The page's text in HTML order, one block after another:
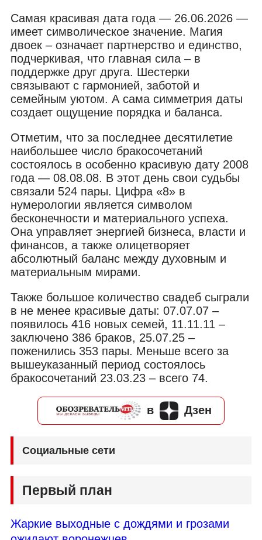
Самая красивая дата года — 26.06.2026 —
имеет символическое значение. Магия
двоек – означает партнерство и единство,
подчеркивая, что главная сила – в
поддержке друг друга. Шестерки
связывают с гармонией, заботой и
семейным уютом. А сама симметрия даты
создает ощущение порядка и баланса.
Отметим, что за последнее десятилетие
наибольшее число бракосочетаний
состоялось в особенно красивую дату 2008
года — 08.08.08. В этот день свои судьбы
связали 524 пары. Цифра «8» в
нумерологии является символом
бесконечности и материального успеха.
Она управляет энергией бизнеса, власти и
финансов, а также олицетворяет
абсолютный баланс между духовным и
материальным мирами.
Также большое количество свадеб сыграли
в не менее красивые даты: 07.07.07 –
появилось 416 новых семей, 11.11.11 –
заключено 386 браков, 25.07.25 –
поженились 353 пары. Меньше всего за
вышеуказанный период состоялось
бракосочетаний 23.03.23 – всего 74.
в Дзен
Социальные сети
Первый план
Жаркие выходные с дождями и грозами